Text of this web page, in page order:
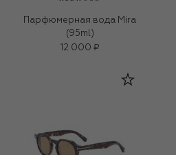
Парфюмерная вода Mira
(95ml)
12 000 ₽